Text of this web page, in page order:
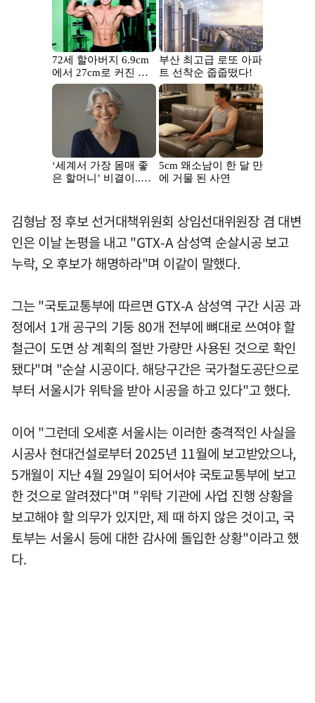
김형남 정 후보 선거대책위원회 상임선대위원장 겸 대변
인은 이날 논평을 내고 "GTX-A 삼성역 순살시공 보고
누락, 오 후보가 해명하라"며 이같이 말했다.
그는 "국토교통부에 따르면 GTX-A 삼성역 구간 시공 과
정에서 1개 공구의 기둥 80개 전부에 뼈대로 쓰여야 할
철근이 도면 상 계획의 절반 가량만 사용된 것으로 확인
됐다"며 "순살 시공이다. 해당구간은 국가철도공단으로
부터 서울시가 위탁을 받아 시공을 하고 있다"고 했다.
이어 "그런데 오세훈 서울시는 이러한 충격적인 사실을
시공사 현대건설로부터 2025년 11월에 보고받았으나,
5개월이 지난 4월 29일이 되어서야 국토교통부에 보고
한 것으로 알려졌다"며 "위탁 기관에 사업 진행 상황을
보고해야 할 의무가 있지만, 제 때 하지 않은 것이고, 국
토부는 서울시 등에 대한 감사에 돌입한 상황"이라고 했
다.